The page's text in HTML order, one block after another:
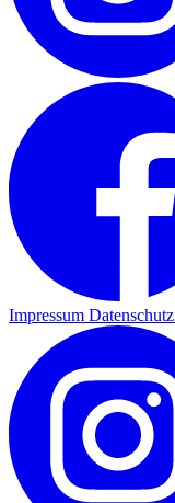
Impressum Datenschutz